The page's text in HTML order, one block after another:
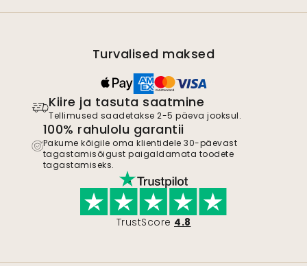
Turvalised maksed
Kiire ja tasuta saatmine
Tellimused saadetakse 2-5 päeva jooksul.
100% rahulolu garantii
Pakume kõigile oma klientidele 30-päevast
tagastamisõigust paigaldamata toodete
tagastamiseks.
TrustScore 4.8